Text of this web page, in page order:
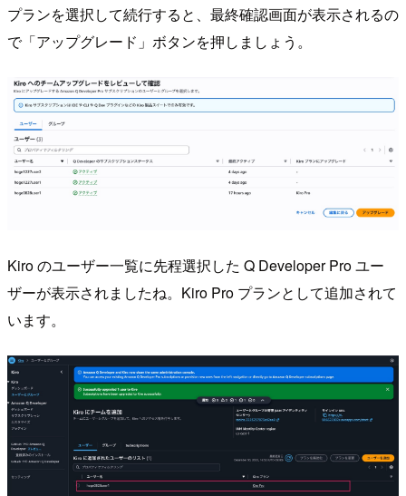
プランを選択して続行すると、最終確認画面が表示されるの
で「アップグレード」ボタンを押しましょう。
Kiro のユーザー一覧に先程選択した Q Developer Pro ユー
ザーが表示されましたね。Kiro Pro プランとして追加されて
います。